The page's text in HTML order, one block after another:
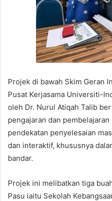
Projek di bawah Skim Geran
Pusat Kerjasama Universiti-
oleh Dr. Nurul Atiqah Talib
pengajaran dan
pendekatan penyelesaian
dan interaktif, khususnya
bandar.
Projek ini melibatkan tiga
Pasu iaitu Sekolah